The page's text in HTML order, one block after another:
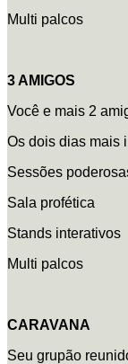
Multi palcos
3 AMIGOS
Você e mais 2
Os dois dias mais
Sessões
Sala profética
Stands interativos
Multi palcos
CARAVANA
Seu grupão